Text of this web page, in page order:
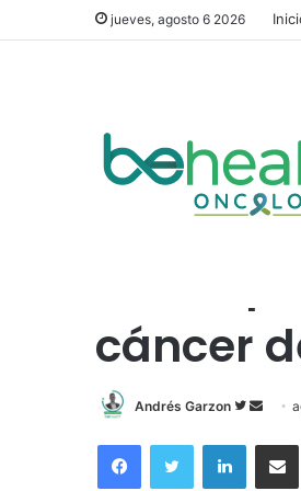
jueves, agosto 6 2026
Cáncer/Alerta por
cáncer
Andrés Garzon
F
n
d